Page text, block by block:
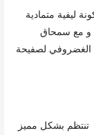
ليفية متمادية
مع الخلايا المصورة لليف للمنطقة السابقة Ranvier و مع سمحاق
لصفيحة
يتكون من خلايا غضروفية ضمن مادة خلالية Matrix تنتظم بشكل مميز